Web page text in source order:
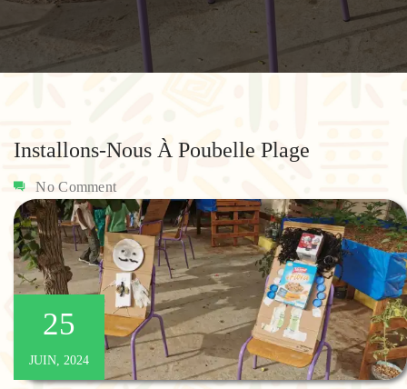
Installons-Nous À Poubelle Plage
No Comment
25
JUIN, 2024